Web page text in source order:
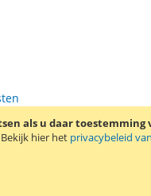
als u daar toestemming
Bekijk hier het privacybeleid